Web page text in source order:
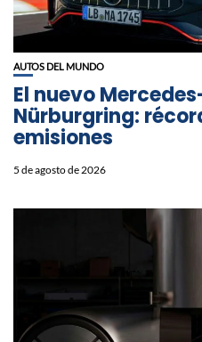
AUTOS DEL MUNDO
El nuevo
Nürburgring:
emisiones
5 de agosto de 2026